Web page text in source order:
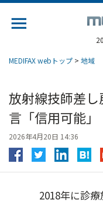
MEDIFAX webトップ > 地域
放射線技師差
言「信用可能」
2026年4月20日 14:36
2018年に診療